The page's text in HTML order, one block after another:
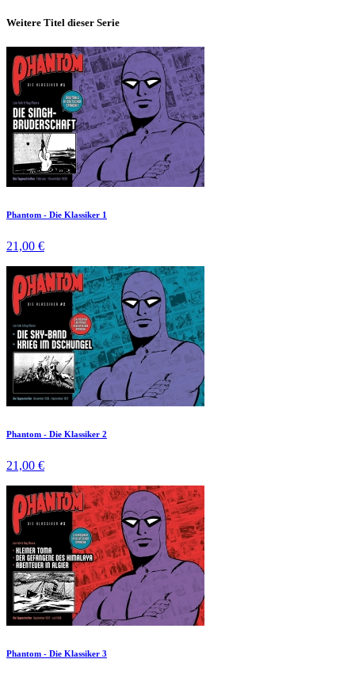
Weitere Titel dieser Serie
Phantom - Die Klassiker 1
21,00 €
Phantom - Die Klassiker 2
21,00 €
Phantom - Die Klassiker 3